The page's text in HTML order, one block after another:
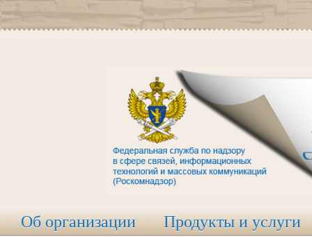
Об организации Продукты и услуги